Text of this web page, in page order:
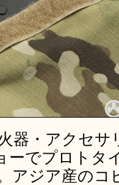
器・アクセサ
ーでプロトタ
アジア産の